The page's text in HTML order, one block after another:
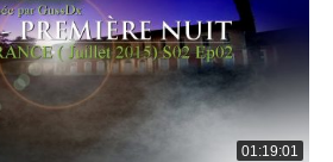
01:19:01